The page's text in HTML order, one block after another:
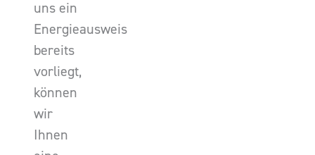
uns ein
Energieausweis
bereits
vorliegt,
können
wir
Ihnen